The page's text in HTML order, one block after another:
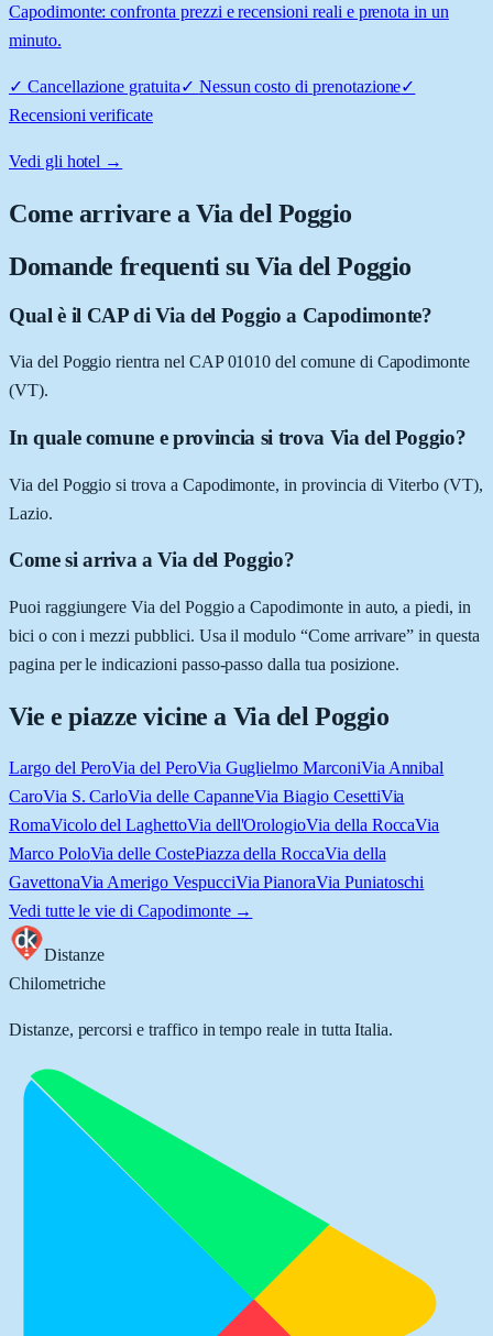
Capodimonte: confronta prezzi e recensioni reali e prenota in un
minuto.
✓ Cancellazione gratuita✓ Nessun costo di prenotazione✓
Recensioni verificate
Vedi gli hotel →
Come arrivare aVia del Poggio
Domande frequenti su Via del Poggio
Qual è il CAP di Via del Poggio a Capodimonte?
Via del Poggio rientra nel CAP 01010 del comune di Capodimonte
(VT).
In quale comune e provincia si trova Via del Poggio?
Via del Poggio si trova a Capodimonte, in provincia di Viterbo (VT),
Lazio.
Come si arriva a Via del Poggio?
Puoi raggiungere Via del Poggio a Capodimonte in auto, a piedi, in
bici o con i mezzi pubblici. Usa il modulo “Come arrivare” in questa
pagina per le indicazioni passo-passo dalla tua posizione.
Vie e piazze vicine a Via del Poggio
Largo del PeroVia del PeroVia Guglielmo MarconiVia Annibal
CaroVia S. CarloVia delle CapanneVia Biagio CesettiVia
RomaVicolo del LaghettoVia dell'OrologioVia della RoccaVia
Marco PoloVia delle CostePiazza della RoccaVia della
GavettonaVia Amerigo VespucciVia PianoraVia Puniatoschi
Vedi tutte le vie di Capodimonte→
Distanze
Chilometriche
Distanze, percorsi e traffico in tempo reale in tutta Italia.